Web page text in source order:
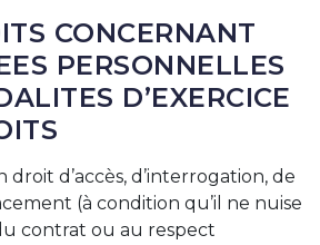
CONCERNANT
PERSONNELLES
D’EXERCICE
droit d’accès, d’interrogation, de
(à condition qu’il ne nuise
contrat ou au respect